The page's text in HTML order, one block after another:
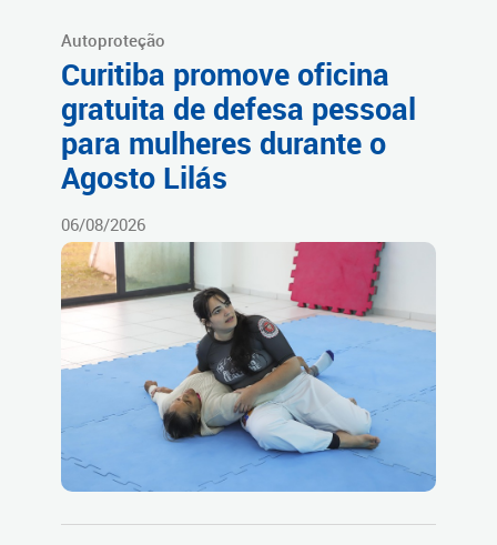
Autoproteção
Curitiba promove oficina
gratuita de defesa pessoal
para mulheres durante o
Agosto Lilás
06/08/2026